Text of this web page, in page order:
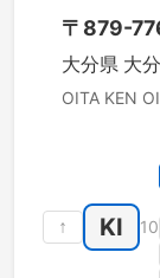
〒 879-
大分県 大
OITA KEN
↑ KI 10